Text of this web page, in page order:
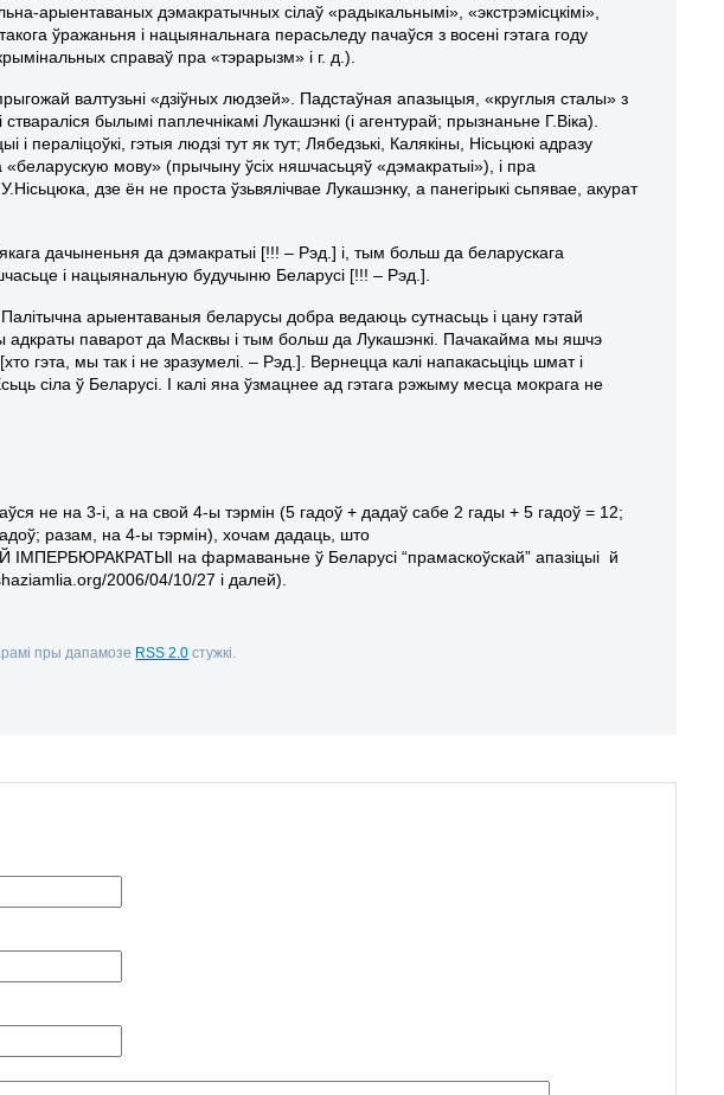
арыентаваных дэмакратычных сілаў «радыкальнымі», «экстрэмісцкімі»,
ўражаньня і нацыянальнага перасьледу пачаўся з восені гэтага году
справаў пра «тэрарызм» і г. д.).
валтузьні «дзіўных людзей». Падстаўная апазыцыя, «круглыя сталы» з
былымі паплечнікамі Лукашэнкі (і агентурай; прызнаньне Г.Віка).
пераліцоўкі, гэтыя людзі тут як тут; Лябедзькі, Калякіны, Нісьцюкі адразу
мову» (прычыну ўсіх няшчасьцяў «дэмакратыі»), і пра
дзе ён не проста ўзьвялічвае Лукашэнку, а панегірыкі сьпявае, акурат
дачыненьня да дэмакратыі [!!! – Рэд.] і, тым больш да беларускага
і нацыянальную будучыню Беларусі [!!! – Рэд.].
арыентаваныя беларусы добра ведаюць сутнасьць і цану гэтай
адкраты паварот да Масквы і тым больш да Лукашэнкі. Пачакайма мы яшчэ
гэта, мы так і не зразумелі. – Рэд.]. Вернецца калі напакасьціць шмат і
сіла ў Беларусі. І калі яна ўзмацнее ад гэтага рэжыму месца мокрага не
не на 3-і, а на свой 4-ы тэрмін (5 гадоў + дадаў сабе 2 гады + 5 гадоў = 12;
разам, на 4-ы тэрмін), хочам дадаць, што
на фармаваньне ў Беларусі “прамаскоўскай” апазіцыі й
2006/04/10/27 і далей).
пры дапамозе RSS 2.0 стужкі.